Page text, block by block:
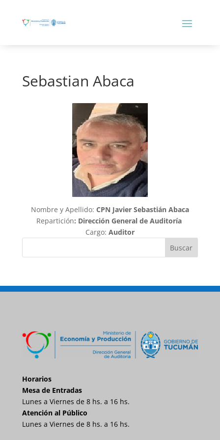
Sebastian Abaca
Nombre y Apellido: CPN Javier Sebastián Abaca
Repartición: Dirección General de Auditoría
Cargo: Auditor
Buscar
Horarios
Mesa de Entradas
Lunes a Viernes de 8 hs. a 16 hs.
Atención al Público
Lunes a Viernes de 8 hs. a 16 hs.